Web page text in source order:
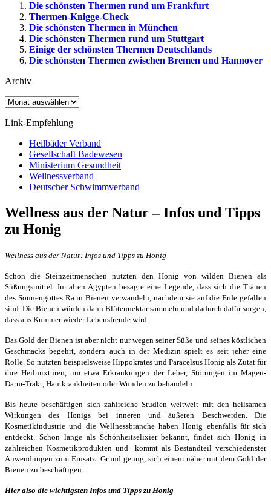
Die schönsten Thermen rund um Frankfurt
Thermen-Knigge-Check
Die schönsten Thermen in München
Die schönsten Thermen rund um Stuttgart
Einige der schönsten Thermen Deutschlands
Die schönsten Thermen zwischen Bremen und Hannover
Archiv
Archiv
Link-Empfehlung
Heilbäder Verband
Gesellschaft Badewesen
Ministerium Gesundheit
Wellnessverband
Deutscher Schwimmverband
Wellness aus der Natur – Infos und Tipps
zu Honig
Wellness aus der Natur: Infos und Tipps zu Honig
Schon die Steinzeitmenschen nutzten den Honig von wilden Bienen als
Süßungsmittel. Im alten Ägypten besagte eine Legende, dass sich die Tränen
des Sonnengottes Ra in Bienen verwandeln, nachdem sie auf die Erde gefallen
sind. Die Bienen würden dann Blütennektar sammeln und dadurch dafür sorgen,
dass aus Kummer wieder Lebensfreude wird.
Das Gold der Bienen ist aber nicht nur wegen seiner Süße und seines köstlichen
Geschmacks begehrt, sondern auch in der Medizin spielt es seit jeher eine
Rolle. So nutzten beispielsweise Hippokrates und Paracelsus Honig als Zutat für
ihre Heilmixturen, um etwa Erkrankungen der Leber, Störungen im Magen-
Darm-Trakt, Hautkrankheiten oder Wunden zu behandeln.
Bis heute beschäftigen sich zahlreiche Studien weltweit mit den heilsamen
Wirkungen des Honigs bei inneren und äußeren Beschwerden. Die
Kosmetikindustrie und die Wellnessbranche haben Honig ebenfalls für sich
entdeckt. Schon lange als Schönheitselixier bekannt, findet sich Honig in
zahlreichen Kosmetikprodukten und kommt als Bestandteil verschiedenster
Anwendungen zum Einsatz. Grund genug, sich einem näher mit dem Gold der
Bienen zu beschäftigen.
Hier also die wichtigsten Infos und Tipps zu Honig